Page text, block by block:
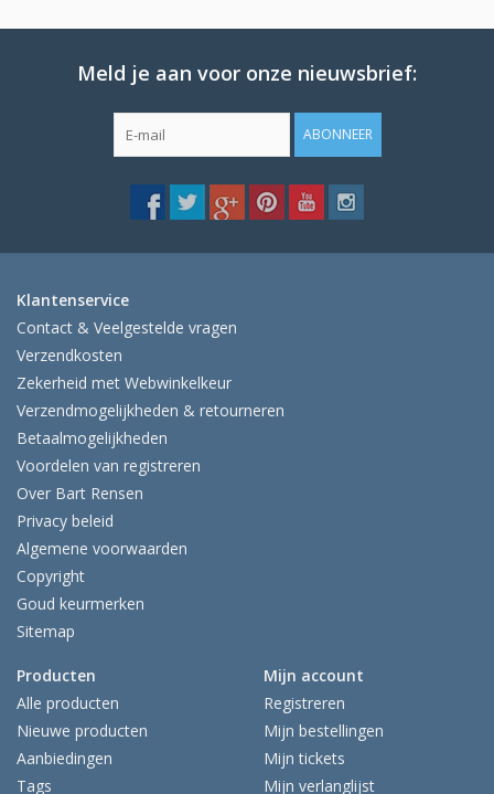
Meld je aan voor onze nieuwsbrief:
ABONNEER
Klantenservice
Contact & Veelgestelde vragen
Verzendkosten
Zekerheid met Webwinkelkeur
Verzendmogelijkheden & retourneren
Betaalmogelijkheden
Voordelen van registreren
Over Bart Rensen
Privacy beleid
Algemene voorwaarden
Copyright
Goud keurmerken
Sitemap
Producten
Alle producten
Nieuwe producten
Aanbiedingen
Tags
Mijn account
Registreren
Mijn bestellingen
Mijn tickets
Mijn verlanglijst